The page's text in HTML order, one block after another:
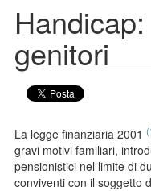
genitori
La legge finanziaria 2001
gravi motivi familiari,
pensionistici nel limite di
conviventi con il soggetto